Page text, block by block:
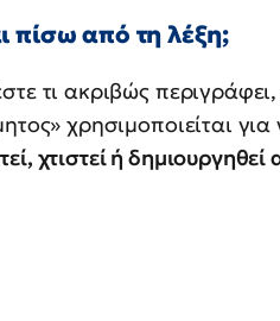
πίσω από τη λέξη;
τι ακριβώς
χρησιμοποιείται
χτιστεί ή